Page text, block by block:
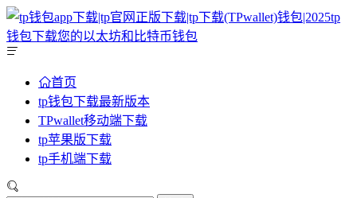
首页
tp钱包下载最新版本
TPwallet移动端下载
tp苹果版下载
tp手机端下载